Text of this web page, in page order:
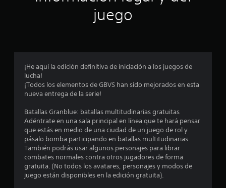
o
m
d
i
o
juego
¡He aquí la edición definitiva de iniciación a los juegos de
lucha!
¡Todos los elementos de GBVS han sido mejorados en esta
nueva entrega de la serie!
Batallas Granblue: batallas multitudinarias gratuitas
Adéntrate en una sala principal en línea que te hará pensar
que estás en medio de una ciudad de un juego de rol y
pásalo bomba participando en batallas multitudinarias.
También podrás usar algunos personajes para librar
combates normales contra otros jugadores de forma
gratuita. (No todos los avatares, personajes y modos de
juego están disponibles en la edición gratuita).